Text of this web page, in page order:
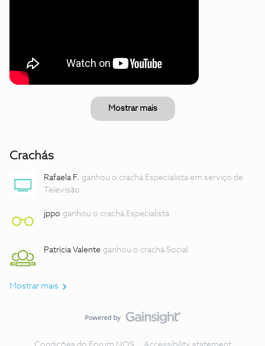
Mostrar mais
Crachás
Rafaela F. ganhou o crachá Especialista em serviço de
Televisão
jppo ganhou o crachá Especialista
Patrícia Valente ganhou o crachá Social
Mostrar mais